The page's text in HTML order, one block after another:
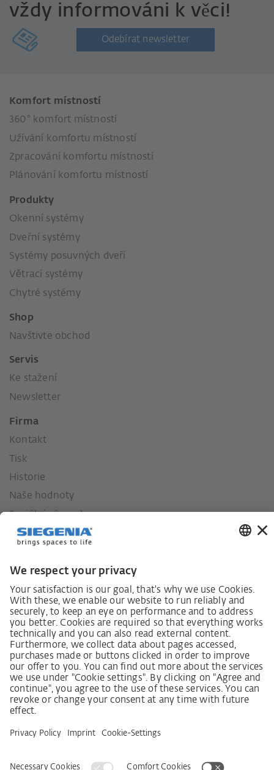
vždy informováni k věci!
Odebírat newsletter
Komfort místností
360° komfort místností
Užívání komfortu místností
Zpracování komfortu místností
Plánování komfortu místností
Produkty
Okenní systémy
Dveřní systémy
Systémy posuvných dveří
Větrací systémy
Chytré systémy
Shop
Navštivte obchod
Servis
Ke stažení
Newsletter
Firma
Kontakt
Tisk
Historie
Naše hodnoty
Sociální závazek
Zákon o náležité péči dodavatelského řetězce
Lieferantenkodex
Grundsatzerklärung Menschenrechtsstrategie
Beschwerdeverfahren
Impressum VOB
Ochrana dat